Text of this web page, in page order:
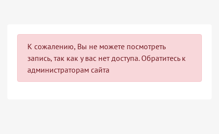
К сожалению, Вы не можете посмотреть
запись, так как у вас нет доступа. Обратитесь к
администраторам сайта